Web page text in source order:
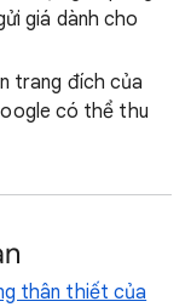
giá dành cho
trang đích của
có thể thu
thân thiết của